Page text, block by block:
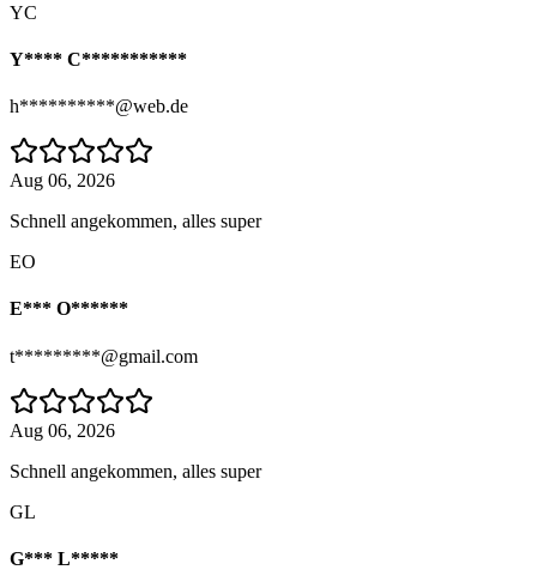
YC
Y**** C***********
h**********@web.de
Aug 06, 2026
Schnell angekommen, alles super
EO
E*** O******
t*********@gmail.com
Aug 06, 2026
Schnell angekommen, alles super
GL
G*** L*****